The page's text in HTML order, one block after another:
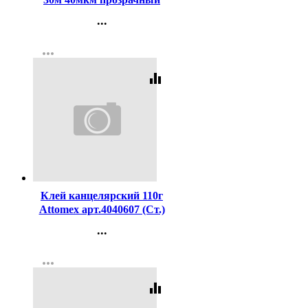
...
Регистрация
more_horiz
equalizer
Клей канцелярский 110г
Attomex арт.4040607 (Ст.)
...
Регистрация
more_horiz
equalizer